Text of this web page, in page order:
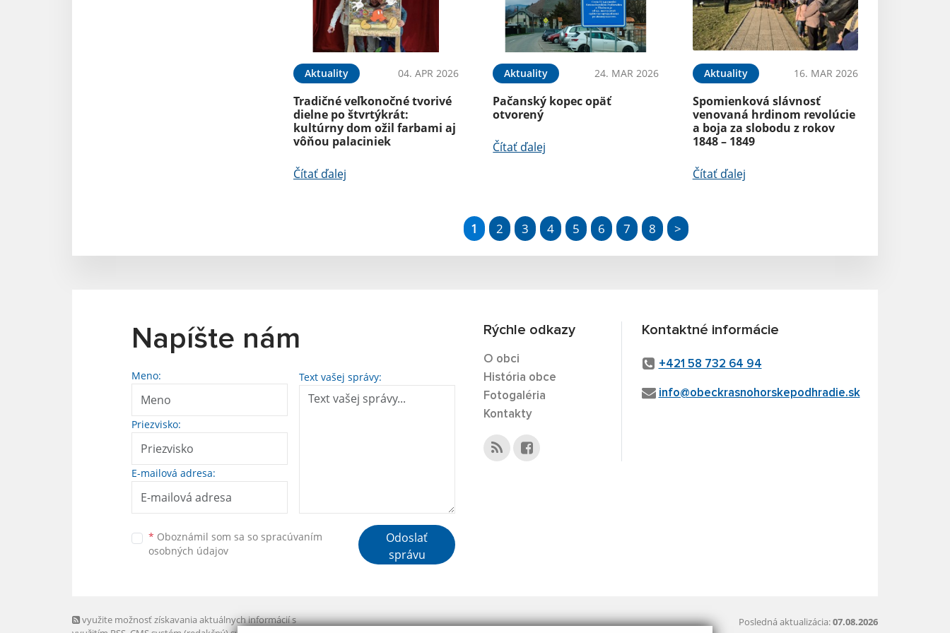
Aktuality 04. APR 2026
Tradičné veľkonočné tvorivé
dielne po štvrtýkrát:
kultúrny dom ožil farbami aj
vôňou palaciniek
Čítať ďalej
Aktuality 24. MAR 2026
Pačanský kopec opäť
otvorený
Čítať ďalej
Aktuality 16. MAR 2026
Spomienková slávnosť
venovaná hrdinom revolúcie
a boja za slobodu z rokov
1848 – 1849
Čítať ďalej
1 2 3 4 5 6 7 8 >
Napíšte nám
Meno:
Priezvisko:
E-mailová adresa:
Text vašej správy:
* Oboznámil som sa so spracúvaním
osobných údajov
Odoslať
správu
Rýchle odkazy
O obci
História obce
Fotogaléria
Kontakty
Kontaktné informácie
+421 58 732 64 94
info@obeckrasnohorskepodhradie.sk
využite možnosť získavania aktuálnych informácií s
Posledná aktualizácia:07.08.2026